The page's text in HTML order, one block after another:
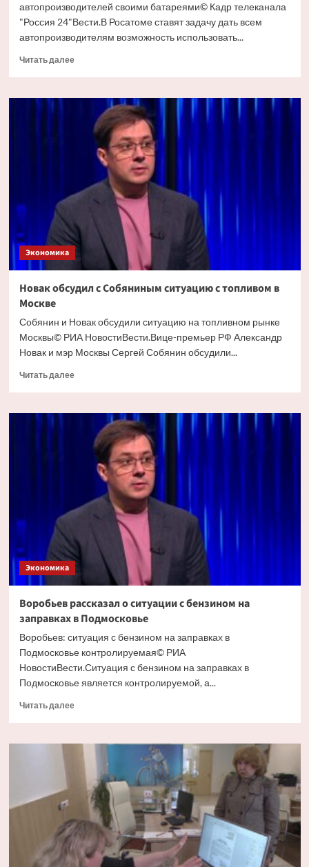
автопроизводителей своими батареями© Кадр телеканала
"Россия 24"Вести.В Росатоме ставят задачу дать всем
автопроизводителям возможность использовать...
Читать далееПрочитать
Росатом
обеспечить
своими
батареями
производителей
электрокаров
Экономика
Новак обсудил с Собяниным ситуацию с топливом в
Москве
Собянин и Новак обсудили ситуацию на топливном рынке
Москвы© РИА НовостиВести.Вице-премьер РФ Александр
Новак и мэр Москвы Сергей Собянин обсудили...
Читать далееПрочитать
Новак
обсудил
Собяниным
ситуацию
топливом
Москве
Экономика
Воробьев рассказал о ситуации с бензином на
заправках в Подмосковье
Воробьев: ситуация с бензином на заправках в
Подмосковье контролируемая© РИА
НовостиВести.Ситуация с бензином на заправках в
Подмосковье является контролируемой, а...
Читать далееПрочитать
Воробьев
ситуации
бензином
на
заправках
Подмосковье